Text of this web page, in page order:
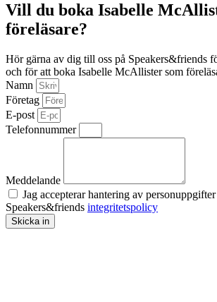
Vill du boka Isabelle
föreläsare?
Hör gärna av dig till oss på Speakers&friends
och för att boka Isabelle McAllister som
Namn
Företag
E-post
Telefonnummer
Meddelande
Jag accepterar hantering av
Speakers&friends integritetspolicy
Skicka in